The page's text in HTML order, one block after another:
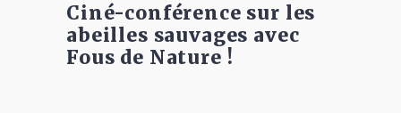
Ciné-conférence sur les
abeilles sauvages avec
Fous de Nature !